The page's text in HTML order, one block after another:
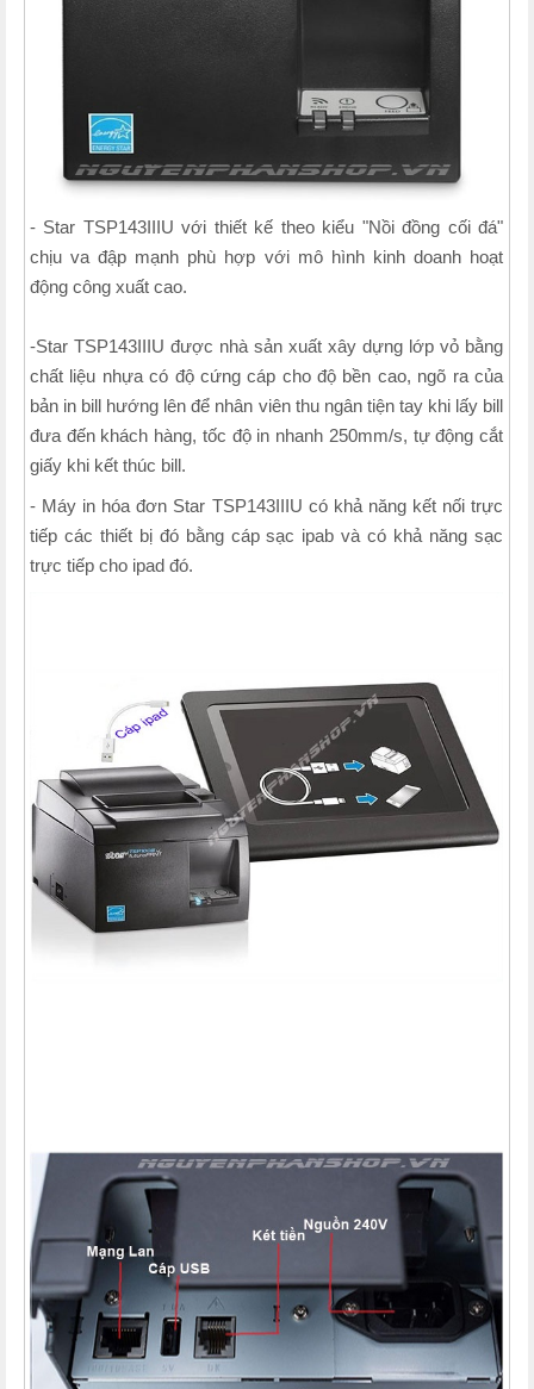
- Star TSP143IIIU với thiết kế theo kiểu "Nồi đồng cối đá"
chịu va đập mạnh phù hợp với mô hình kinh doanh hoạt
động công xuất cao.
-Star TSP143IIIU được nhà sản xuất xây dựng lớp vỏ bằng
chất liệu nhựa có độ cứng cáp cho độ bền cao, ngõ ra của
bản in bill hướng lên để nhân viên thu ngân tiện tay khi lấy bill
đưa đến khách hàng, tốc độ in nhanh 250mm/s, tự động cắt
giấy khi kết thúc bill.
- Máy in hóa đơn Star TSP143IIIU có khả năng kết nối trực
tiếp các thiết bị đó bằng cáp sạc ipab và có khả năng sạc
trực tiếp cho ipad đó.